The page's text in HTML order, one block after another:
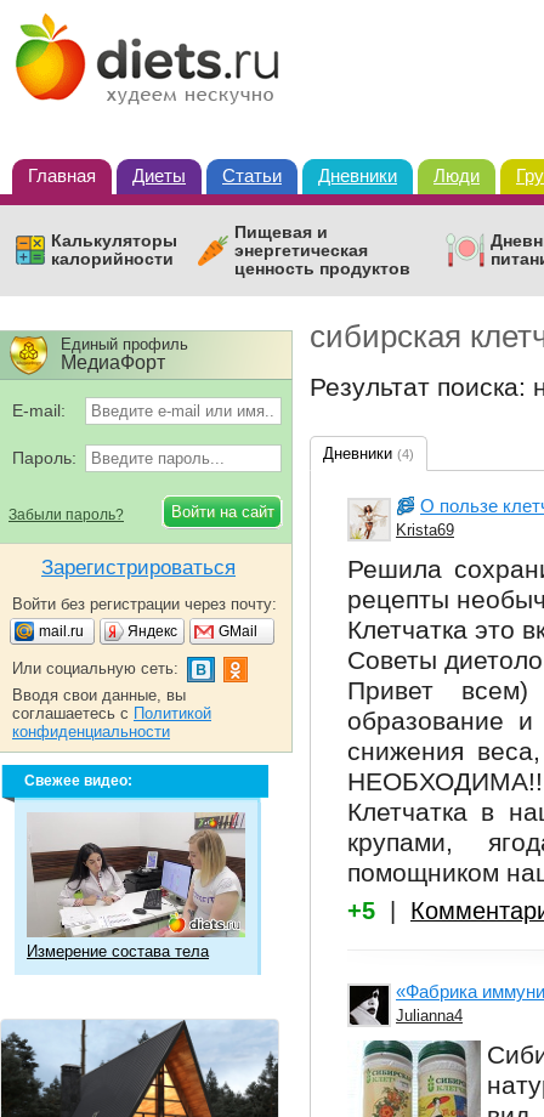
Главная Диеты Статьи Дневники Люди
Калькуляторы
калорийности
Пищевая и
энергетическая
ценность продуктов
сибирская
Результат
Дневники (4)
О пользе
Krista69
Решила
рецепты
Клетчатка это
Советы
Привет всем)
образование
снижения
Клетчатка в
крупами,
помощником
+5
«Фабрика
Julianna4
Единый профиль
МедиаФорт
E-mail:
Пароль:
Забыли пароль?
Зарегистрироваться
Войти без регистрации через почту:
mail.ru Яндекс GMail
Или социальную сеть:
Вводя свои данные, вы
соглашаетесь с Политикой
конфиденциальности
Свежее видео:
Измерение состава тела